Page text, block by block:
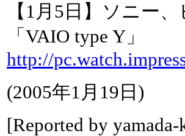
【1月5日】ソニー
「VAIO type Y」
http://
(2005年1月19日 )
[Reported by